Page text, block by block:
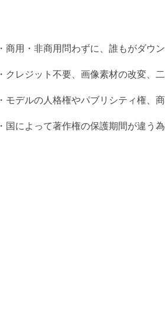
・商用・非商用問わずに、誰もがダウ
・クレジット不要、画像素材の改変、
・モデルの人格権やパブリシティ権、
・国によって著作権の保護期間が違う